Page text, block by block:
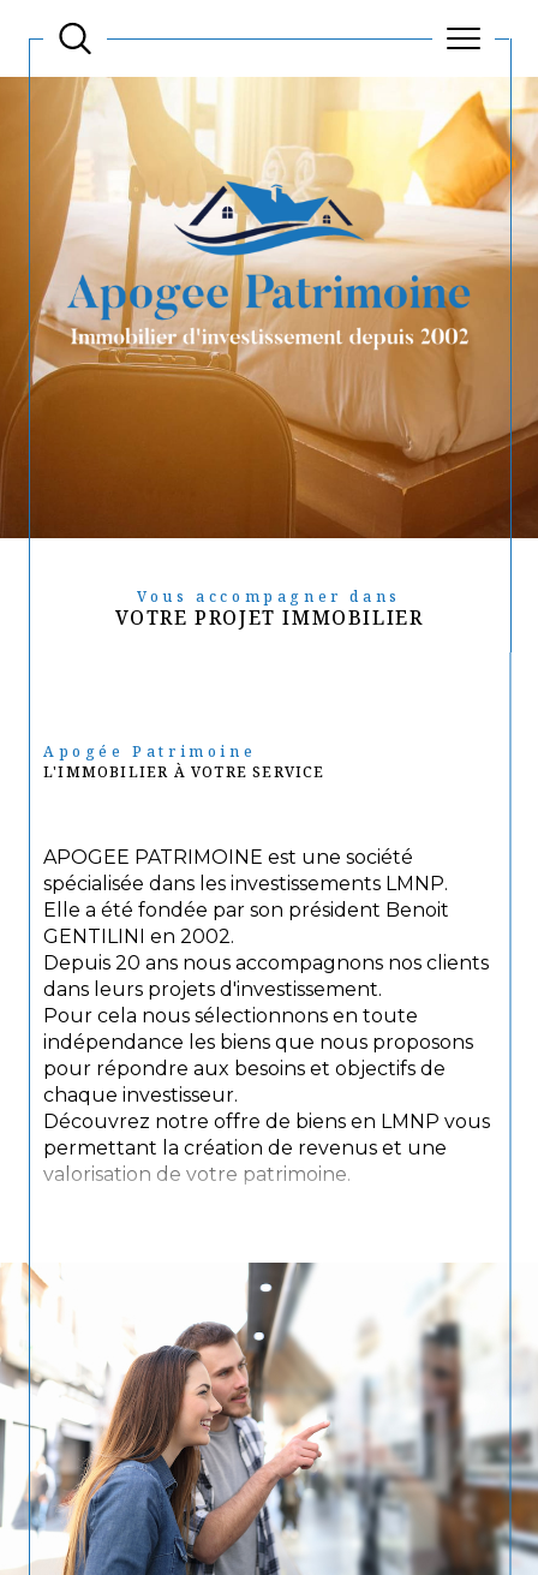
Vous accompagner dans
VOTRE PROJET IMMOBILIER
Apogée Patrimoine
L'IMMOBILIER À VOTRE SERVICE
APOGEE PATRIMOINE est une société
spécialisée dans les investissements LMNP.
Elle a été fondée par son président Benoit
GENTILINI en 2002.
Depuis 20 ans nous accompagnons nos clients
dans leurs projets d'investissement.
Pour cela nous sélectionnons en toute
indépendance les biens que nous proposons
pour répondre aux besoins et objectifs de
chaque investisseur.
Découvrez notre offre de biens en LMNP vous
permettant la création de revenus et une
valorisation de votre patrimoine.